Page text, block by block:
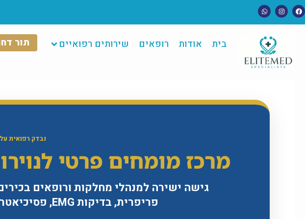
בית אודות רופאים שירותים רפואיים תור דחוף 24-
נבדק רפואית על
מרכז מומחים פרטי
פריפרית, בדיקות EMG, פסיכיאטריה וירידה קוגניטיבית במרכז ישפרו, מודיעין.